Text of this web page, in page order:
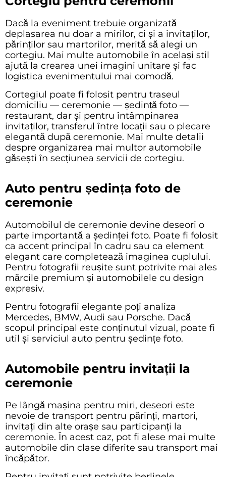
Dacă la eveniment trebuie organizată
deplasarea nu doar a mirilor, ci și a invitaților,
părinților sau martorilor, merită să alegi un
cortegiu. Mai multe automobile în același stil
ajută la crearea unei imagini unitare și fac
logistica evenimentului mai comodă.
Cortegiul poate fi folosit pentru traseul
domiciliu — ceremonie — ședință foto —
restaurant, dar și pentru întâmpinarea
invitaților, transferul între locații sau o plecare
elegantă după ceremonie. Mai multe detalii
despre organizarea mai multor automobile
găsești în secțiunea servicii de cortegiu.
Auto pentru ședința foto de
ceremonie
Automobilul de ceremonie devine deseori o
parte importantă a ședinței foto. Poate fi folosit
ca accent principal în cadru sau ca element
elegant care completează imaginea cuplului.
Pentru fotografii reușite sunt potrivite mai ales
mărcile premium și automobilele cu design
expresiv.
Pentru fotografii elegante poți analiza
Mercedes, BMW, Audi sau Porsche. Dacă
scopul principal este conținutul vizual, poate fi
util și serviciul auto pentru ședințe foto.
Automobile pentru invitații la
ceremonie
Pe lângă mașina pentru miri, deseori este
nevoie de transport pentru părinți, martori,
invitați din alte orașe sau participanți la
ceremonie. În acest caz, pot fi alese mai multe
automobile din clase diferite sau transport mai
încăpător.